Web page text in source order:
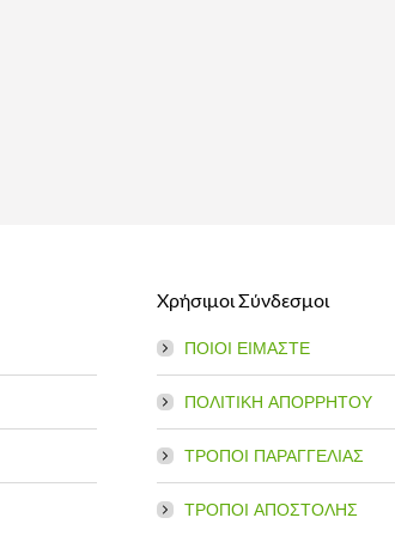
Χρήσιμοι Σύνδεσμοι
ΠΟΙΟΙ ΕΙΜΑΣΤΕ
ΠΟΛΙΤΙΚΗ ΑΠΟΡΡΗΤΟΥ
ΤΡΟΠΟΙ ΠΑΡΑΓΓΕΛΙΑΣ
ΤΡΟΠΟΙ ΑΠΟΣΤΟΛΗΣ